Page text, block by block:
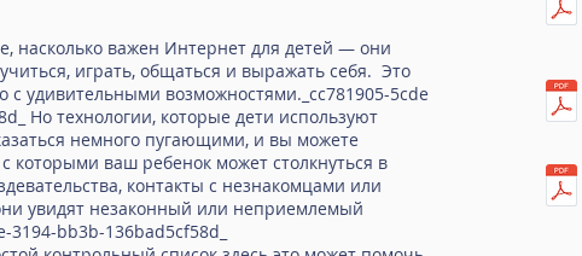
насколько важен Интернет для детей — они
играть, общаться и выражать себя. Это
с удивительными возможностями._cc781905-5cde
Но технологии, которые дети используют
немного пугающими, и вы можете
с которыми ваш ребенок может столкнуться в
контакты с незнакомцами или
увидят незаконный или неприемлемый
3194-bb3b-136bad5cf58d_